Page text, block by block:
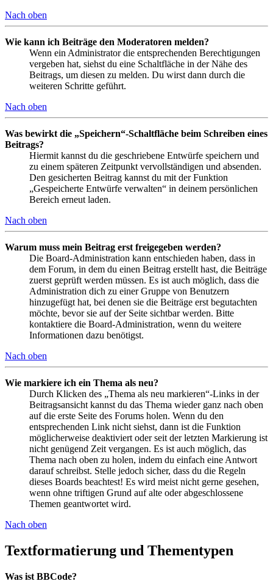
Nach oben
Wie kann ich Beiträge den Moderatoren melden?
Wenn ein Administrator die entsprechenden Berechtigungen
vergeben hat, siehst du eine Schaltfläche in der Nähe des
Beitrags, um diesen zu melden. Du wirst dann durch die
weiteren Schritte geführt.
Nach oben
Was bewirkt die „Speichern“-Schaltfläche beim Schreiben eines
Beitrags?
Hiermit kannst du die geschriebene Entwürfe speichern und
zu einem späteren Zeitpunkt vervollständigen und absenden.
Den gesicherten Beitrag kannst du mit der Funktion
„Gespeicherte Entwürfe verwalten“ in deinem persönlichen
Bereich erneut laden.
Nach oben
Warum muss mein Beitrag erst freigegeben werden?
Die Board-Administration kann entschieden haben, dass in
dem Forum, in dem du einen Beitrag erstellt hast, die Beiträge
zuerst geprüft werden müssen. Es ist auch möglich, dass die
Administration dich zu einer Gruppe von Benutzern
hinzugefügt hat, bei denen sie die Beiträge erst begutachten
möchte, bevor sie auf der Seite sichtbar werden. Bitte
kontaktiere die Board-Administration, wenn du weitere
Informationen dazu benötigst.
Nach oben
Wie markiere ich ein Thema als neu?
Durch Klicken des „Thema als neu markieren“-Links in der
Beitragsansicht kannst du das Thema wieder ganz nach oben
auf die erste Seite des Forums holen. Wenn du den
entsprechenden Link nicht siehst, dann ist die Funktion
möglicherweise deaktiviert oder seit der letzten Markierung ist
nicht genügend Zeit vergangen. Es ist auch möglich, das
Thema nach oben zu holen, indem du einfach eine Antwort
darauf schreibst. Stelle jedoch sicher, dass du die Regeln
dieses Boards beachtest! Es wird meist nicht gerne gesehen,
wenn ohne triftigen Grund auf alte oder abgeschlossene
Themen geantwortet wird.
Nach oben
Textformatierung und Thementypen
Was ist BBCode?